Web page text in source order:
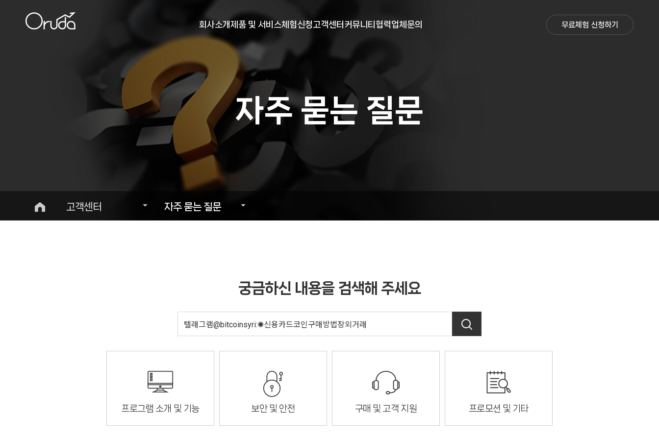
회사소개
인사말
오시는길
제품 및 서비스
현물 프로그램
선물 프로그램
체험신청
거래소 안내
고객센터
자주 묻는 질문
원격지원
커뮤니티 협력업체문의 무료체험 신청하기
자주 묻는 질문
고객센터 자주 묻는 질문
궁금하신 내용을 검색해 주세요
프로그램 소개 및 기능 보안 및 안전 구매 및 고객 지원 프로모션 및 기타